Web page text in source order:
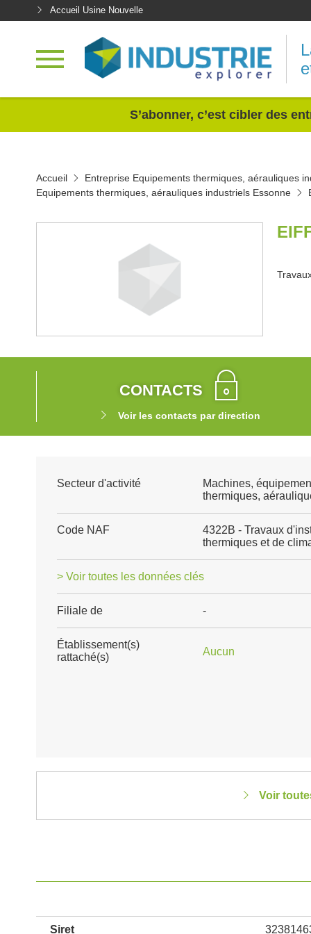
Accueil Usine Nouvelle
S’abonner, c’est cibler des
Accueil
Entreprise Equipements thermiques, aérauliques
Equipements thermiques, aérauliques industriels Essonne
CONTACTS
Voir les contacts par direction
Secteur d'activité
Machines,
thermiques,
Code NAF
4322B - Travaux
thermiques et de
> Voir toutes les données clés
Filiale de -
Établissement(s)
rattaché(s)
Aucun
Voir
Siret